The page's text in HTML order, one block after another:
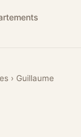
› Guillaume